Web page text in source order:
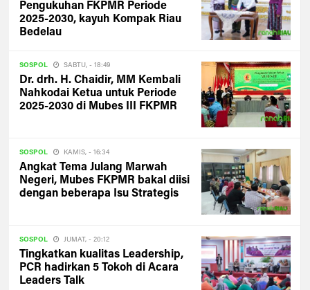
Pengukuhan FKPMR Periode
2025-2030, kayuh Kompak Riau
Bedelau
SOSPOL SABTU, - 18:49
Dr. drh. H. Chaidir, MM Kembali
Nahkodai Ketua untuk Periode
2025-2030 di Mubes III FKPMR
SOSPOL KAMIS, - 16:34
Angkat Tema Julang Marwah
Negeri, Mubes FKPMR bakal diisi
dengan beberapa Isu Strategis
SOSPOL JUMAT, - 20:12
Tingkatkan kualitas Leadership,
PCR hadirkan 5 Tokoh di Acara
Leaders Talk